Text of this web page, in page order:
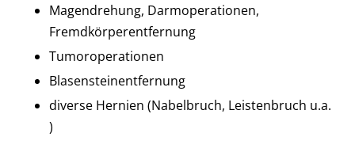
Magendrehung, Darmoperationen,
Fremdkörperentfernung
Tumoroperationen
Blasensteinentfernung
diverse Hernien (Nabelbruch, Leistenbruch u.a.
)